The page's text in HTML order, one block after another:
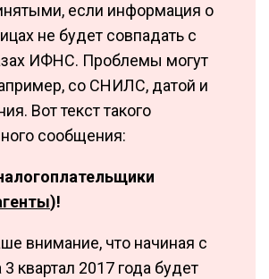
если информация о
не будет совпадать с
ИФНС. Проблемы могут
со СНИЛС, датой и
Вот текст такого
сообщения:
)!
внимание, что начиная с
3 квартал 2017 года будет